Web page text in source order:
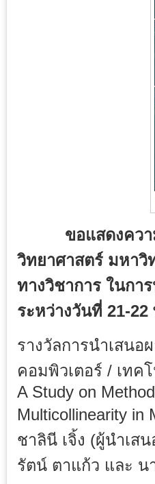
ขอแสดงความยิ
วิทยาศาสตร์ มหาวิ
ทางวิชาการ ในกา
ระหว่างวันที่ 21-
รางวัลการนำเสนอ
คอมพิวเตอร์ / เทค
A Study on
Multicollinearity in
ชาลินี เจิ้ง (ผู้นำเ
รัตน์ ตาแก้ว และ